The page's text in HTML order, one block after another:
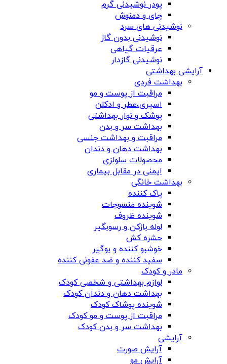
پودر نوشیدنی گرم
چای و دمنوش
نوشیدنی های سرد
نوشیدنی بدون گاز
عرقیات گیاهی
نوشیدنی گازدار
آرایشی بهداشتی
بهداشت فردی
مراقبت از پوست و مو
اسپری،عطر و ادکلن
پوشک و نوار بهداشتی
بهداشت سر و بدن
مراقبت و بهداشت جنسی
بهداشت دهان و دندان
محصولات سلولزی
ایمنی در مقابل بیماری
بهداشت خانگی
پاک کننده
شوینده منسوجات
شوینده ظروف
لوله بازکن و رسوبگیر
حشره کش
خوشبو کننده و بوگیر
سفید کننده و ضد عفونی کننده
مادر و کودک
لوازم بهداشتی و شخصی کودک
بهداشت دهان و دندان کودک
شوینده پوشاک کودک
مراقبت از پوست و مو کودک
بهداشت سر و بدن کودک
آرایشی
آرایش صورت
آرایش مو